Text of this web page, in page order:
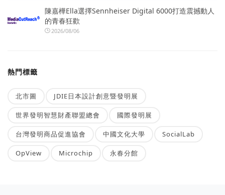
陳嘉樺Ella選擇Sennheiser Digital 6000打造震撼動人
的青春狂歡
2026/08/06
熱門標籤
北市圖 JDIE日本設計創意暨發明展
世界發明智慧財產聯盟總會 國際發明展
台灣發明商品促進協會 中國文化大學 SocialLab
OpView Microchip 永春分館